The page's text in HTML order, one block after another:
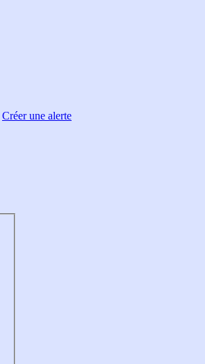
Créer une alerte